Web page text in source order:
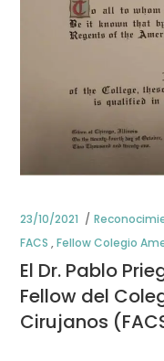
23/10/2021
FACS ,Fellow Colegio
El Dr. Pablo
Fellow del
Cirujanos